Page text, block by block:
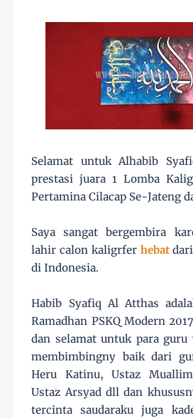
Selamat untuk Alhabib
prestasi juara 1 Lomba
Pertamina Cilacap Se-Jateng
Saya sangat bergembira
lahir calon kaligrfer hebatdari
di Indonesia.
Habib Syafiq Al Atthas
Ramadhan PSKQ Modern
dan selamat untuk para
membimbingny baik dari
Heru Katinu, Ustaz
Ustaz Arsyad dll dan
tercinta saudaraku juga